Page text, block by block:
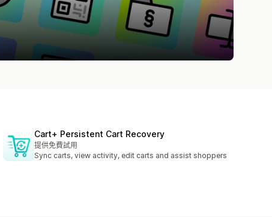
Cart+ Persistent Cart Recovery
提供免費試用
Sync carts, view activity, edit carts and assist shoppers